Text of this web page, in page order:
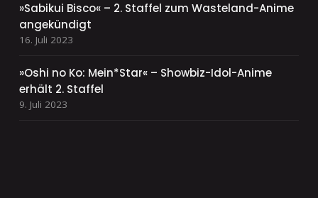
»Sabikui Bisco« – 2. Staffel zum Wasteland-Anime
angekündigt
16. Juli 2023
»Oshi no Ko: Mein*Star« – Showbiz-Idol-Anime
erhält 2. Staffel
9. Juli 2023